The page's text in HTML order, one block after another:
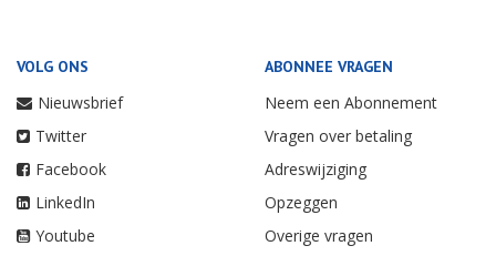
VOLG ONS
Nieuwsbrief
Twitter
Facebook
LinkedIn
Youtube
ABONNEE VRAGEN
Neem een Abonnement
Vragen over betaling
Adreswijziging
Opzeggen
Overige vragen